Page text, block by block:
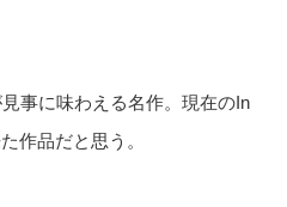
事に味わえる名作。現在のIn
作品だと思う。